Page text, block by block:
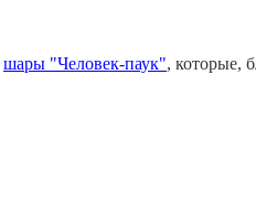
шары "Человек-паук", которые,